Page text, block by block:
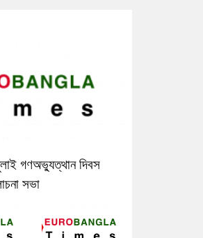
গণঅভ্যুত্থান দিবস
সভা